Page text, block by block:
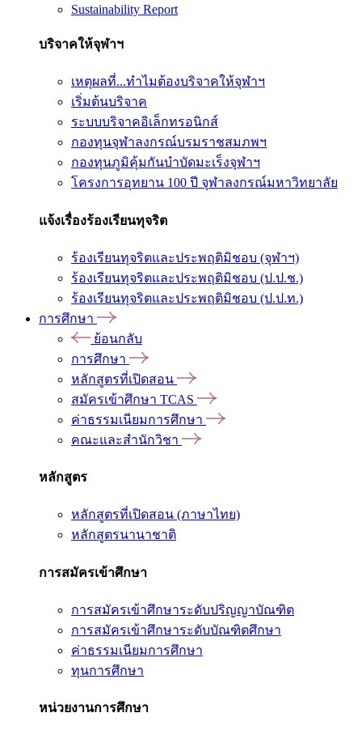
Sustainability Report
บริจาคให้จุฬาฯ
เหตุผลที่...ทำไมต้องบริจาคให้จุฬาฯ
เริ่มต้นบริจาค
ระบบบริจาคอิเล็กทรอนิกส์
กองทุนจุฬาลงกรณ์บรมราชสมภพฯ
กองทุนภูมิคุ้มกันบำบัดมะเร็งจุฬาฯ
โครงการอุทยาน 100 ปี จุฬาลงกรณ์มหาวิทยาลัย
แจ้งเรื่องร้องเรียนทุจริต
ร้องเรียนทุจริตและประพฤติมิชอบ (จุฬาฯ)
ร้องเรียนทุจริตและประพฤติมิชอบ (ป.ป.ช.)
ร้องเรียนทุจริตและประพฤติมิชอบ (ป.ป.ท.)
การศึกษา
ย้อนกลับ
การศึกษา
หลักสูตรที่เปิดสอน
สมัครเข้าศึกษา TCAS
ค่าธรรมเนียมการศึกษา
คณะและสำนักวิชา
หลักสูตร
หลักสูตรที่เปิดสอน (ภาษาไทย)
หลักสูตรนานาชาติ
การสมัครเข้าศึกษา
การสมัครเข้าศึกษาระดับปริญญาบัณฑิต
การสมัครเข้าศึกษาระดับบัณฑิตศึกษา
ค่าธรรมเนียมการศึกษา
ทุนการศึกษา
หน่วยงานการศึกษา